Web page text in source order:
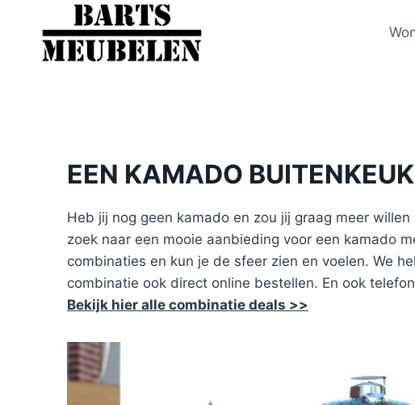
EEN KAMADO
Heb jij nog geen kamado en zou jij graag meer
zoek naar een mooie aanbieding voor een kamado
combinaties en kun je de sfeer zien en voelen. We
combinatie ook direct online bestellen. En ook
Bekijk hier alle combinatie deals >>